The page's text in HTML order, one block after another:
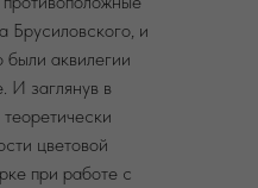
и
аквилегии
И заглянув в
цветовой
при работе с